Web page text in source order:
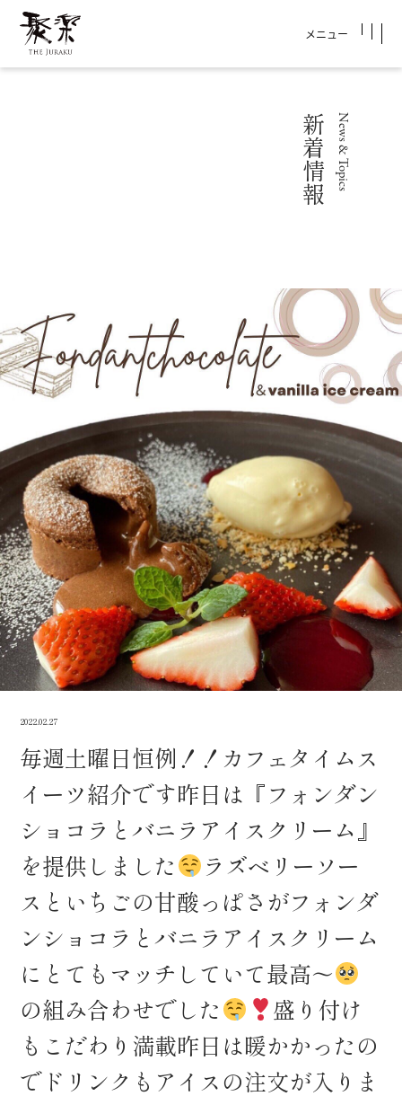
メニュー
News & Topics
新着情報
2022.02.27
毎週土曜日恒例！！カフェタイムス
イーツ紹介です昨日は『フォンダン
ショコラとバニラアイスクリーム』
を提供しました
ラズベリーソー
スといちごの甘酸っぱさがフォンダ
ンショコラとバニラアイスクリーム
にとてもマッチしていて最高〜
の組み合わせでした
盛り付け
もこだわり満載昨日は暖かかったの
でドリンクもアイスの注文が入りま